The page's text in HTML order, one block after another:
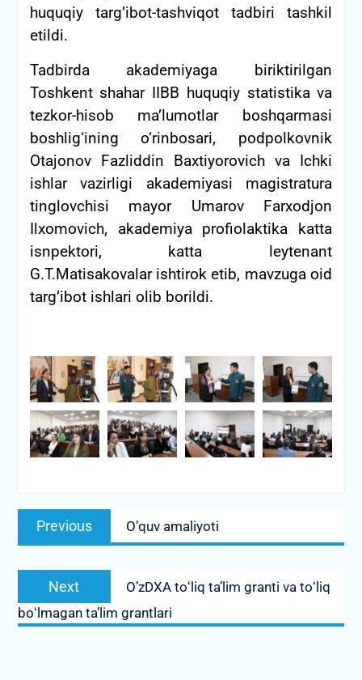
huquqiy targ’ibot-tashviqot tadbiri tashkil
etildi.
Tadbirda akademiyaga biriktirilgan
Toshkent shahar IIBB huquqiy statistika va
tezkor-hisob ma’lumotlar boshqarmasi
boshlig‘ining o‘rinbosari, podpolkovnik
Otajonov Fazliddin Baxtiyorovich va Ichki
ishlar vazirligi akademiyasi magistratura
tinglovchisi mayor Umarov Farxodjon
Ilxomovich, akademiya profiolaktika katta
isnpektori, katta leytenant
G.T.Matisakovalar ishtirok etib, mavzuga oid
targ’ibot ishlari olib borildi.
Post
menyusi
Previous
post:
O’quv amaliyoti
Next
post:
O’zDXA toʻliq taʼlim granti va toʻliq
boʻlmagan taʼlim grantlari